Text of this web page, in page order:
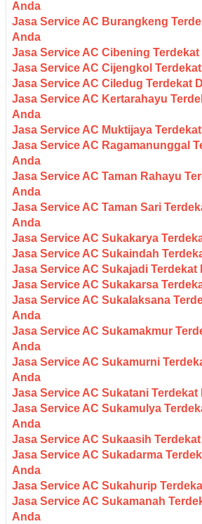
Anda
Jasa Service AC Burangkeng
Anda
Jasa Service AC Cibening
Jasa Service AC Cijengkol
Jasa Service AC Ciledug Terdekat
Jasa Service AC Kertarahayu
Anda
Jasa Service AC Muktijaya
Jasa Service AC Ragamanunggal
Anda
Jasa Service AC Taman Rahayu
Anda
Jasa Service AC Taman Sari
Anda
Jasa Service AC Sukakarya
Jasa Service AC Sukaindah
Jasa Service AC Sukajadi Terdekat
Jasa Service AC Sukakarsa
Jasa Service AC Sukalaksana
Anda
Jasa Service AC Sukamakmur
Anda
Jasa Service AC Sukamurni
Anda
Jasa Service AC Sukatani
Jasa Service AC Sukamulya
Anda
Jasa Service AC Sukaasih
Jasa Service AC Sukadarma
Anda
Jasa Service AC Sukahurip
Jasa Service AC Sukamanah
Anda